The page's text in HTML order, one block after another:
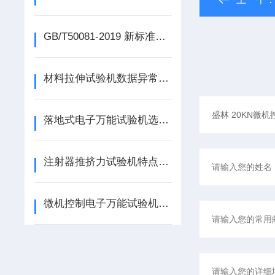
GB/T50081-2019 新标准下混凝土压力试验机核心技术升级与设备选型避坑指南
材料拉伸试验机数据异常？这8个操作细节你可能忽略了
落地式电子万能试验机选购全攻略：从参数解读到品牌推荐
注射器推挤力试验机特点、应用场景及选购建议
微机控制电子万能试验机的深度应用：从静态测试到复杂循环加载